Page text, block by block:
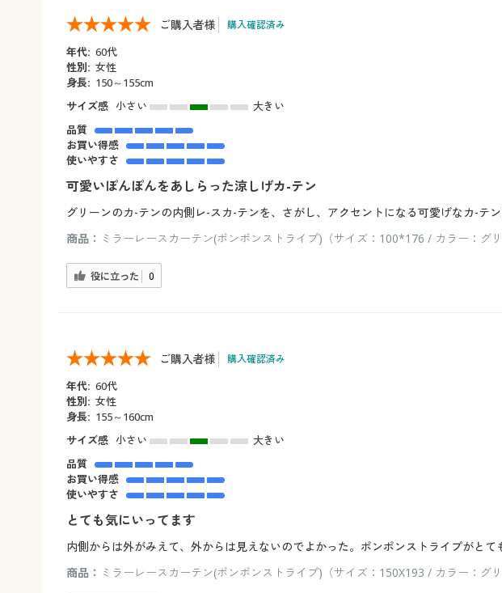
ご購入者様 購入確認済み
年代: 60代
性別: 女性
身長: 150～155cm
サイズ感 小さい
大きい
品質
お買い得感
使いやすさ
可愛いぽんぽんをあしらった涼しげカ-テン
グリーンのカ-テンの内側レ-スカ-テンを、さがし、アクセントになる可愛げなカ-テ
商品： ミラーレースカーテン(ポンポンストライプ)（サイズ：100*176 / カラー：グリ
役に立った 0
ご購入者様 購入確認済み
年代: 60代
性別: 女性
身長: 155～160cm
サイズ感 小さい
大きい
品質
お買い得感
使いやすさ
とても気にいってます
内側からは外がみえて、外からは見えないのでよかった。ポンポンストライプがとて
商品： ミラーレースカーテン(ポンポンストライプ)（サイズ：150X193 / カラー：グリ